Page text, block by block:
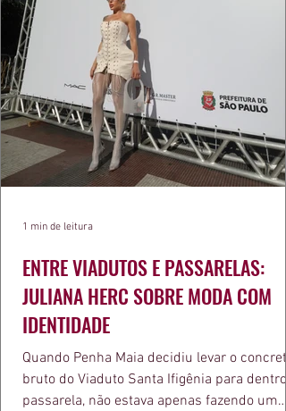
ENTRE VIADUTOS E PASSARELAS:
JULIANA HERC SOBRE MODA COM
IDENTIDADE
Quando Penha Maia decidiu levar o concreto
bruto do Viaduto Santa Ifigênia para dentro
passarela, não estava apenas fazendo um
1 min de leitura